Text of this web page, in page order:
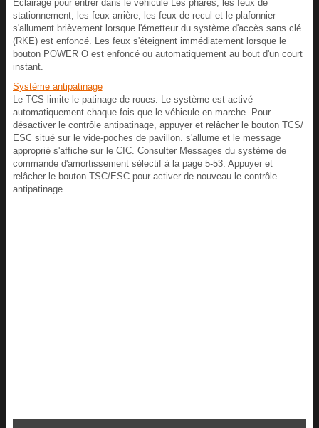
Éclairage pour entrer dans le véhicule Les phares, les feux de
stationnement, les feux arrière, les feux de recul et le plafonnier
s'allument brièvement lorsque l'émetteur du système d'accès sans clé
(RKE) est enfoncé. Les feux s'éteignent immédiatement lorsque le
bouton POWER O est enfoncé ou automatiquement au bout d'un court
instant.
Système antipatinage
Le TCS limite le patinage de roues. Le système est activé
automatiquement chaque fois que le véhicule en marche. Pour
désactiver le contrôle antipatinage, appuyer et relâcher le bouton TCS/
ESC situé sur le vide-poches de pavillon. s'allume et le message
approprié s'affiche sur le CIC. Consulter Messages du système de
commande d'amortissement sélectif à la page 5‑53. Appuyer et
relâcher le bouton TSC/ESC pour activer de nouveau le contrôle
antipatinage.